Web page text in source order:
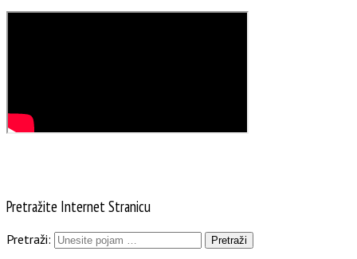
Pretražite Internet Stranicu
Pretraži: